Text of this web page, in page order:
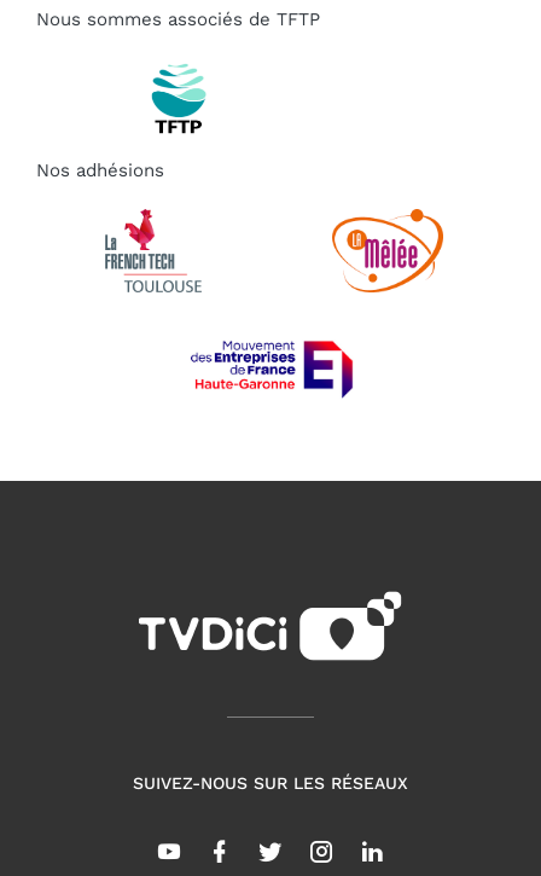
Nous sommes associés de TFTP
Nos adhésions
SUIVEZ-NOUS SUR LES RÉSEAUX